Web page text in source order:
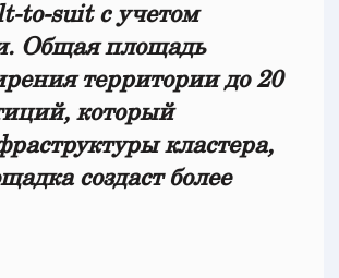
to-suit с учетом
Общая площадь
территории до 20
который
кластера,
создаст более